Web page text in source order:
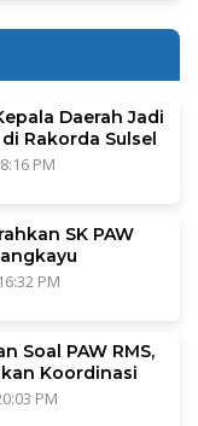
Daerah Jadi
Rakorda Sulsel
PM
SK PAW
PM
Soal PAW RMS,
Koordinasi
PM